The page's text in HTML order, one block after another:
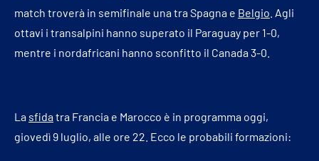
match troverà in semifinale una tra Spagna e Belgio . Agli
ottavi i transalpini hanno superato il Paraguay per 1-0,
mentre i nordafricani hanno sconfitto il Canada 3-0.
La sfidatra Francia e Marocco è in programma oggi,
giovedì 9 luglio, alle ore 22. Ecco le probabili formazioni: